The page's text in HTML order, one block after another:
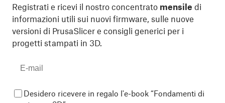
Registrati e ricevi il nostro concentrato mensile di
informazioni utili sui nuovi firmware, sulle nuove
versioni di PrusaSlicer e consigli generici per i
progetti stampati in 3D.
Desidero ricevere in regalo l'e-book “Fondamenti di